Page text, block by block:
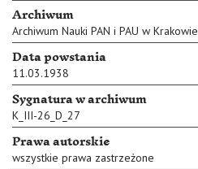
Archiwum
Archiwum Nauki PAN i PAU w Krakowie
Data powstania
11.03.1938
Sygnatura w archiwum
K_III-26_D_27
Prawa autorskie
wszystkie prawa zastrzeżone